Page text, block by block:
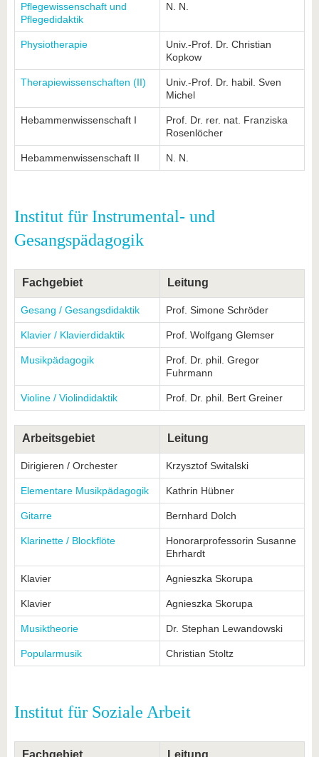
Pflegewissenschaft und
Pflegedidaktik
N. N.
Physiotherapie
Univ.-Prof. Dr. Christian
Kopkow
Therapiewissenschaften (II)
Univ.-Prof. Dr. habil. Sven
Michel
Hebammenwissenschaft I
Prof. Dr. rer. nat. Franziska
Rosenlöcher
Hebammenwissenschaft II N. N.
Institut für Instrumental- und
Gesangspädagogik
Fachgebiet Leitung
Gesang / Gesangsdidaktik Prof. Simone Schröder
Klavier / Klavierdidaktik Prof. Wolfgang Glemser
Musikpädagogik
Prof. Dr. phil. Gregor
Fuhrmann
Violine / Violindidaktik Prof. Dr. phil. Bert Greiner
Arbeitsgebiet Leitung
Dirigieren / Orchester Krzysztof Switalski
Elementare Musikpädagogik Kathrin Hübner
Gitarre Bernhard Dolch
Klarinette / Blockflöte
Honorarprofessorin Susanne
Ehrhardt
Klavier Agnieszka Skorupa
Klavier Agnieszka Skorupa
Musiktheorie Dr. Stephan Lewandowski
Popularmusik Christian Stoltz
Institut für Soziale Arbeit
Fachgebiet Leitung